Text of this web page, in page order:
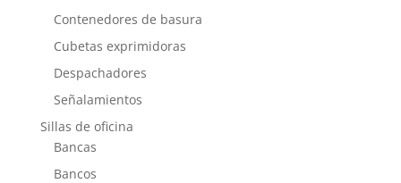
Contenedores de basura
Cubetas exprimidoras
Despachadores
Señalamientos
Sillas de oficina
Bancas
Bancos